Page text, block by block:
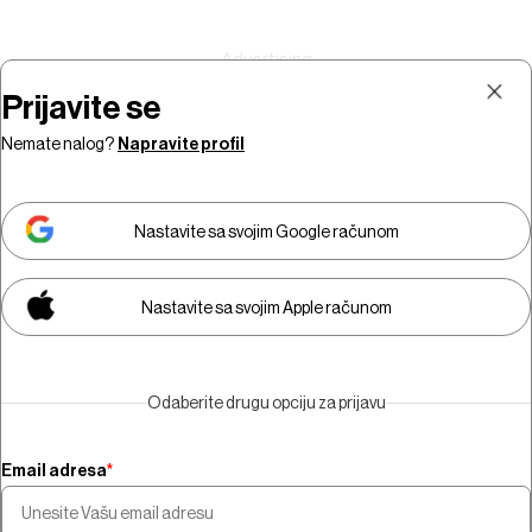
Morate biti pretplatnik da biste
gledali video sadržaj.
Pretplatite se
Prijavite se
Nemate nalog? Napravite profil
Nastavite sa svojim Google računom
Nastavite sa svojim Apple računom
Odaberite drugu opciju za prijavu
Email adresa*